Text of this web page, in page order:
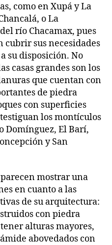
como en Xupá y La
o La
río Chacamax, pues
cubrir sus necesidades
su disposición. No
casas grandes son los
que cuentan con
de piedra
con superficies
los montículos
Domínguez, El Barí,
y San
mostrar una
en cuanto a las
de su arquitectura:
con piedra
alturas mayores,
abovedados con